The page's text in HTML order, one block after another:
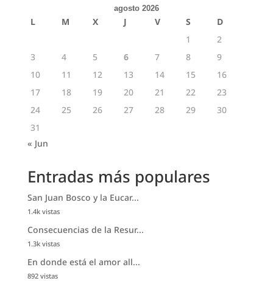
agosto 2026
L M X J V S
D
1
2
3
4 5 6 7 8
9
10
11 12 13 14 15
16
17
18 19 20 21 22
23
24
25 26 27 28 29
30
31
« Jun
Entradas más populares
San Juan Bosco y la Eucar...
1.4k vistas
Consecuencias de la Resur...
1.3k vistas
En donde está el amor all...
892 vistas